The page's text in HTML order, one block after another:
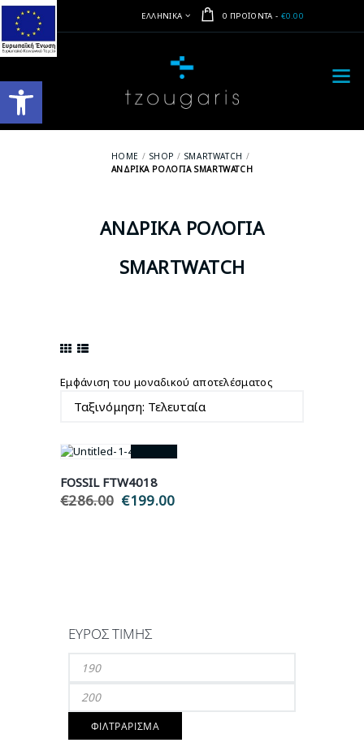
Ανοίξτε τη γραμμή εργαλείων
ΕΛΛΗΝΙΚΆ 0 ΠΡΟΪΌΝΤΑ - €0.00
HOME SHOP
SMARTWATCH
ΑΝΔΡΙΚΆ ΡΟΛΌΓΙΑ SMARTWATCH
ΑΝΔΡΙΚΆ ΡΟΛΌΓΙΑ
SMARTWATCH
Εμφάνιση του μοναδικού αποτελέσματος
FOSSIL FTW4018
€286.00 Original
€199.00
ΕΎΡΟΣ ΤΙΜΉΣ
Ελάχιστη
Μέγιστη
ΦΙΛΤΡΆΡΙΣΜΑ